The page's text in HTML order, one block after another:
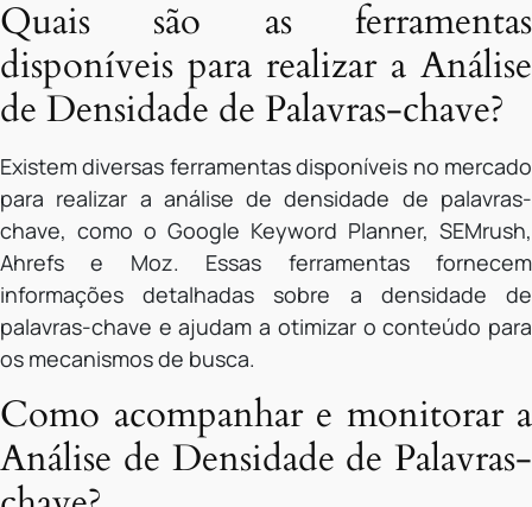
Quais são as ferramentas
disponíveis para realizar a Análise
de Densidade de Palavras-chave?
Existem diversas ferramentas disponíveis no mercado
para realizar a análise de densidade de palavras-
chave, como o Google Keyword Planner, SEMrush,
Ahrefs e Moz. Essas ferramentas fornecem
informações detalhadas sobre a densidade de
palavras-chave e ajudam a otimizar o conteúdo para
os mecanismos de busca.
Como acompanhar e monitorar a
Análise de Densidade de Palavras-